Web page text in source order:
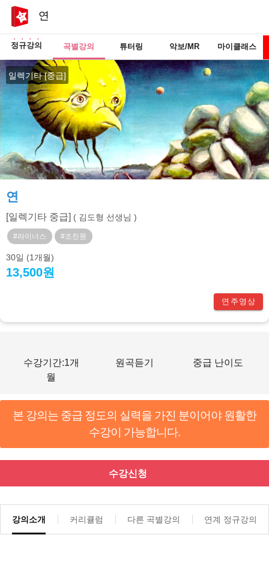
연
정규강의 곡별강의 튜터링 악보/MR 마이클래스
일렉기타 [중급]
연
[일렉기타 중급] ( 김도형 선생님 )
#라이너스 #조진원
30일 (1개월)
13,500원
연주영상
수강기간:1개
월
원곡듣기 중급 난이도
본 강의는 중급 정도의 실력을 가진 분이어야 원활한
수강이 가능합니다.
수강신청
강의소개 커리큘럼 다른 곡별강의 연계 정규강의